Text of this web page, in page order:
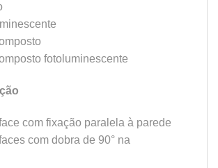
fotoluminescente
com fixação paralela à parede
com dobra de 90° na